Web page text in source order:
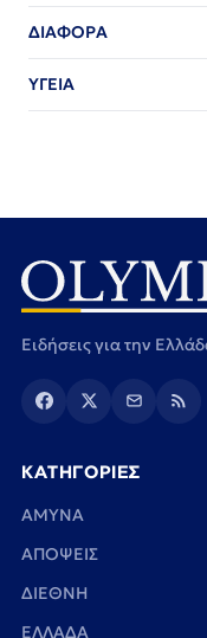
ΔΙΑΦΟΡΑ
ΥΓΕΙΑ
Ειδήσεις για την
ΚΑΤΗΓΟΡΙΕΣ
ΑΜΥΝΑ
ΑΠΟΨΕΙΣ
ΔΙΕΘΝΗ
ΕΛΛΑΔΑ